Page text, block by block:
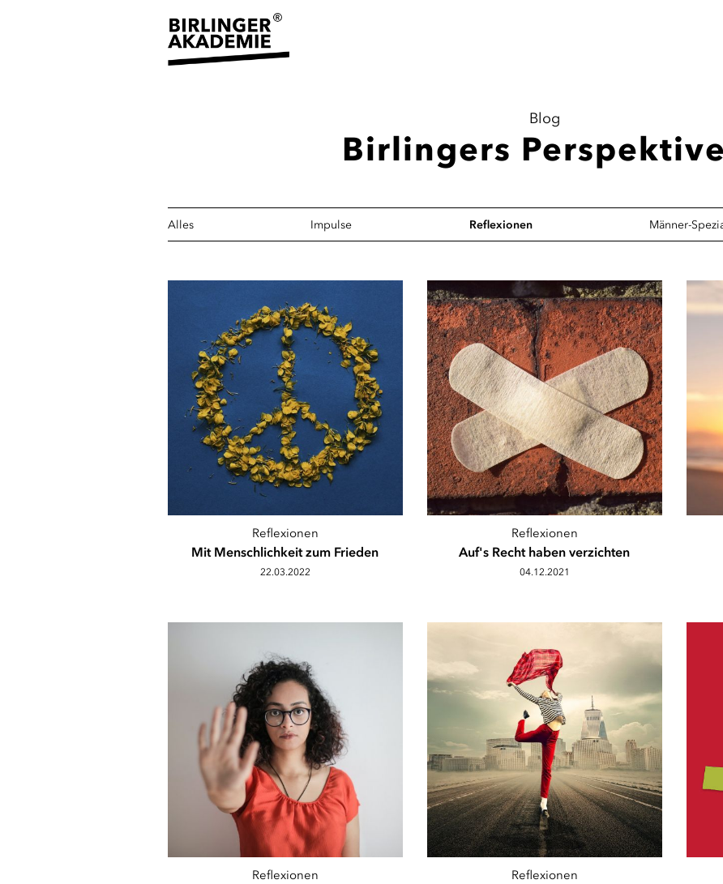
Blog
Birlingers
Alles Impulse Reflexionen Männer-
Reflexionen
Mit Menschlichkeit zum Frieden
22.03.2022
Reflexionen
Auf's Recht haben verzichten
04.12.2021
Reflexionen Reflexionen